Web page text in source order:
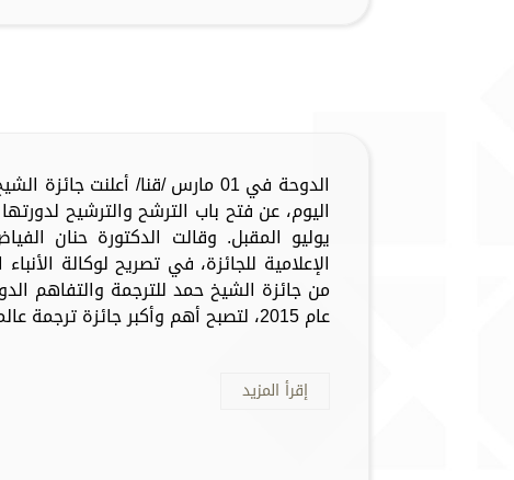
الدوحة في 01 مارس /قنا/ أعلنت
اليوم، عن فتح باب الترشح والترشيح
يوليو المقبل. وقالت الدكتورة حنان
الإعلامية للجائزة، في تصريح لوكالة
من جائزة الشيخ حمد للترجمة والتفاهم
عام 2015، لتصبح أهم وأكبر جائزة ترجمة عالمية...
إقرأ المزيد